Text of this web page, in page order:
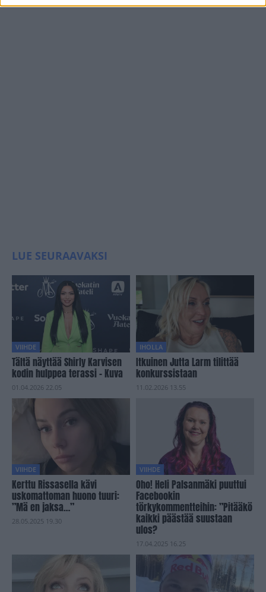
LUE SEURAAVAKSI
VIIHDE
Tältä näyttää Shirly Karvisen
kodin hulppea terassi – Kuva
01.04.2026 22.05
IHOLLA
Itkuinen Jutta Larm tilittää
konkurssistaan
11.02.2026 13.55
VIIHDE
Kerttu Rissasella kävi
uskomattoman huono tuuri:
”Mä en jaksa…”
28.05.2025 19.30
VIIHDE
Oho! Heli Palsanmäki puuttui
Facebookin
törkykommentteihin: ”Pitääkö
kaikki päästää suustaan
ulos?
17.04.2025 16.25